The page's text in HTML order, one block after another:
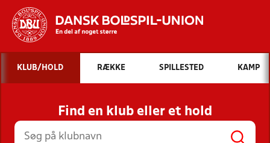
Hvad vil du søge efter?
INDHOLD OG NYHEDER
STILLINGER, RESULTATER, KLUBBER OG
HOLD
KLUB/HOLD RÆKKE SPILLESTED KAMP
Find en klub eller et hold